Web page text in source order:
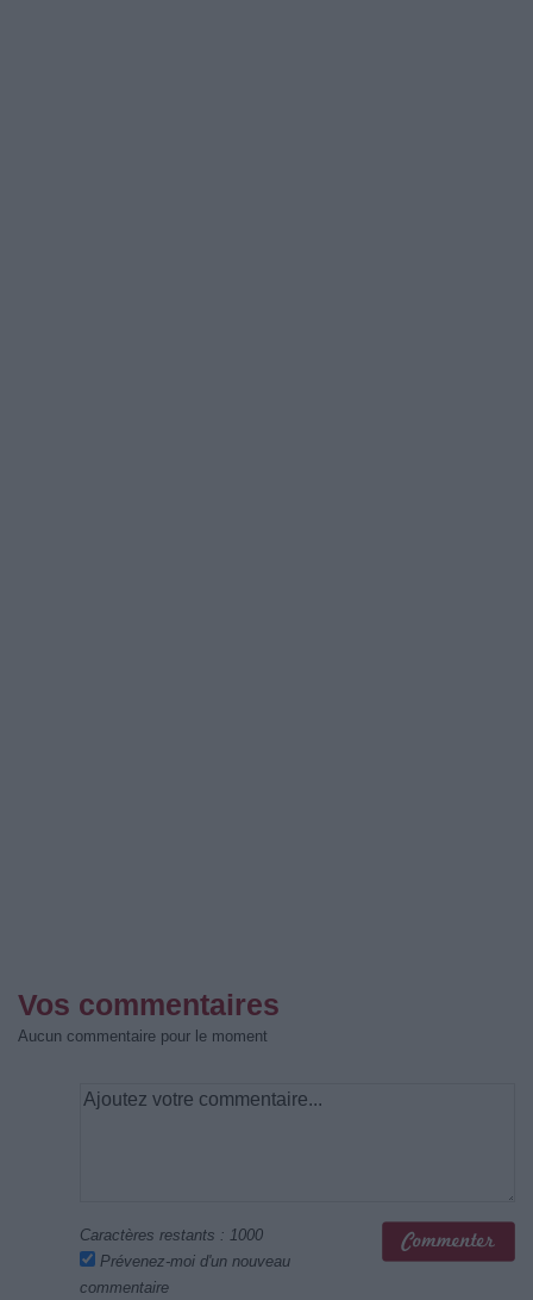
Vos commentaires
Aucun commentaire pour le moment
Caractères restants : 1000
Prévenez-moi d'un nouveau
commentaire